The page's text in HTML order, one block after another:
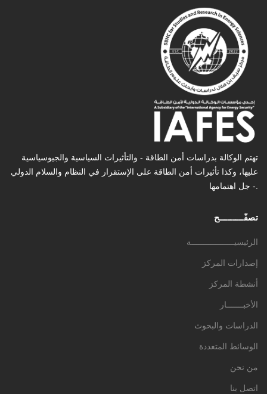
تهتم الوكالة بدراسات أمن الطاقة - والتأثیرات السیاسیة والجیوسیاسیة
عليها، وكذا تأثیرات أمن الطاقة على الإستقرار في النظام والسلام الدولي
- جل اهتمامها.
تصفّـــــــــح
الرئيسيــــــــــــــــــة
إصدارات المركز
أنشطة المركز
الأخبـــــــار
الدراسات والبحوث
الوسائط المتعددة
من نحن
اتصل بنا